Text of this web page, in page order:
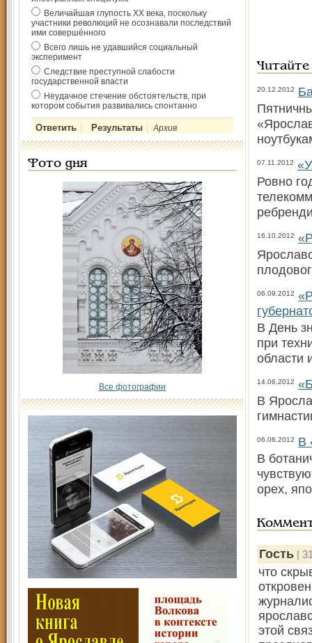
Величайшая глупость ХХ века, поскольку
участники революций не осознавали последствий
ими совершённого
Всего лишь не удавшийся социальный
эксперимент
Следствие преступной слабости
государственной власти
Неудачное стечение обстоятельств, при
котором события развивались спонтанно
Архив
Фото дня
Все фотографии
20.12.2012
07.11.2012
Ровно
16.10.2012
06.09.2012
В День
при
области
14.06.2012
В
06.06.2012
В
В
орех,
Гость |
что
этой